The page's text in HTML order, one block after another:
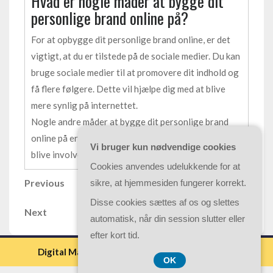
personlige brand online på?
For at opbygge dit personlige brand online, er det
vigtigt, at du er tilstede på de sociale medier. Du kan
bruge sociale medier til at promovere dit indhold og
få flere følgere. Dette vil hjælpe dig med at blive
mere synlig på internettet.
Nogle andre måder at bygge dit personlige brand
online på er ved at dele dit eget indhold og ved at
blive involveret i samtaler med andre mennesker.
Indlægsnavigation
Previous
Previous
Next
Next
Digital Marketing WordPress Theme By Luzuk
Vi bruger kun nødvendige cookies
Cookies anvendes udelukkende for at
sikre, at hjemmesiden fungerer korrekt.
Disse cookies sættes af os og slettes
automatisk, når din session slutter eller
efter kort tid.
OK